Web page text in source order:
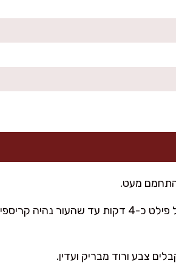
מעט.
מניחים את פילטי הסלמון במחבת בצד שבו העור נמצא כלפי מטה. מבשלים כל פילט כ-4 דקות עד שהעור נהיה קריספי